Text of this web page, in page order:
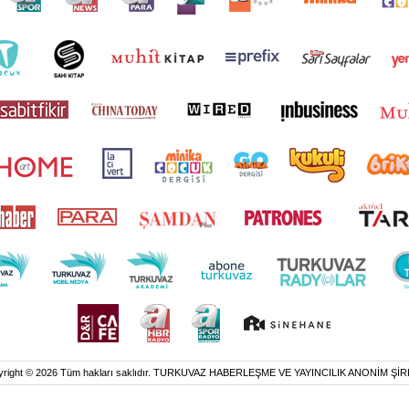
© 2026 Tüm hakları saklıdır. TURKUVAZ HABERLEŞME VE YAYINCILIK ANONİM